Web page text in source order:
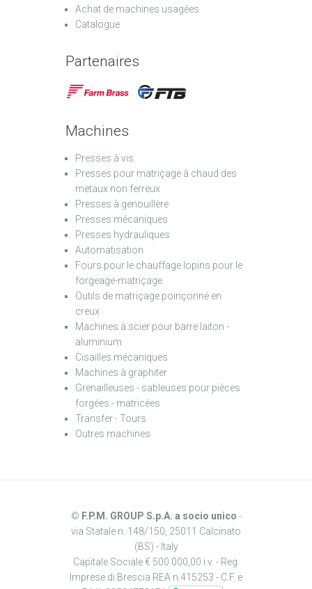
Achat de machines usagées
Catalogue
Partenaires
Machines
Presses à vis
Presses pour matriçage à chaud des
metaux non ferreux
Presses à genouillère
Presses mécaniques
Presses hydrauliques
Automatisation
Fours pour le chauffage lopins pour le
forgeage-matriçage
Outils de matriçage poinçonné en
creux
Machines à scier pour barre laiton -
aluminium
Cisailles mécaniques
Machines à graphiter
Grenailleuses - sableuses pour pièces
forgées - matricées
Transfer - Tours
Outres machines
© F.P.M. GROUP S.p.A. a socio unico -
via Statale n. 148/150, 25011 Calcinato
(BS) - Italy
Capitale Sociale € 500.000,00 i.v. - Reg.
Imprese di Brescia REA n.415253 - C.F. e